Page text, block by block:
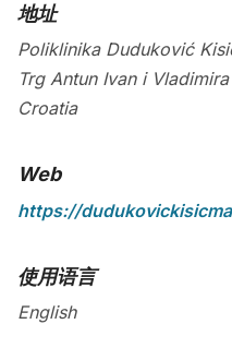
地址
Poliklinika Duduković
Trg Antun Ivan i
Croatia
Web
https://
使用语言
English